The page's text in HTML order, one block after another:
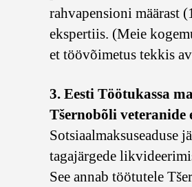
rahvapensioni määrast
ekspertiis. (Meie
et töövõimetus tekkis
3. Eesti Töötukassa
Tšernobõli veteranide
Sotsiaalmaksuseaduse
tagajärgede
See annab töötutele